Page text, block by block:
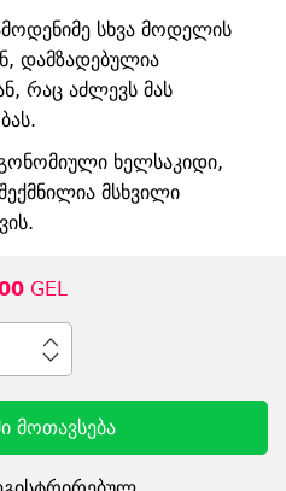
სხვა მოდელის
დამზადებულია
რაც აძლევს მას
ხელსაკიდი,
მსხვილი
GEL
მოთავსება